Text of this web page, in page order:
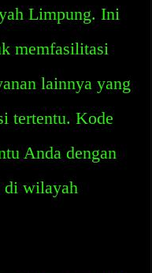
Limpung. Ini
memfasilitasi
lainnya yang
tertentu. Kode
Anda dengan
di wilayah